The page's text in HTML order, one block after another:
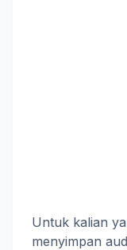
Untuk kalian
menyimpan